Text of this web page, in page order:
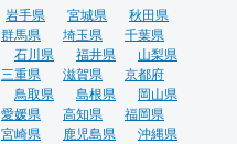
岩手県 宮城県
秋田県
群馬県 埼玉県
千葉県
石川県 福井県
山梨県
三重県 滋賀県
京都府
鳥取県 島根県
岡山県
愛媛県 高知県
福岡県
宮崎県 鹿児島県 沖縄県